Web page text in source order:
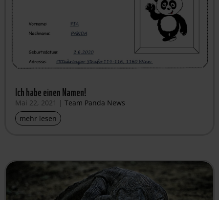
Ich habe einen Namen!
Mai 22, 2021 | Team Panda News
mehr lesen